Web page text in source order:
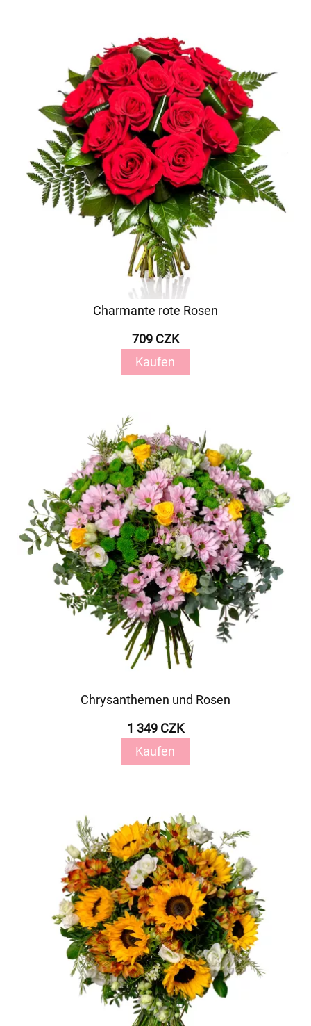
Charmante rote Rosen
709 CZK
Kaufen
Chrysanthemen und Rosen
1 349 CZK
Kaufen